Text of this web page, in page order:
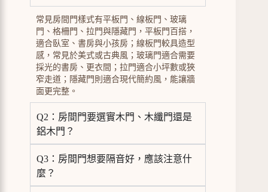
常見房間門樣式有平板門、線板門、玻璃
門、格柵門、拉門與隱藏門，平板門百搭，
適合臥室、書房與小孩房；線板門較具造型
感，常見於美式或古典風；玻璃門適合需要
採光的書房、更衣間；拉門適合小坪數或狹
窄走道；隱藏門則適合現代簡約風，能讓牆
面更完整。
Q2：房間門要選實木門、木纖門還是
鋁木門？
Q3：房間門想要隔音好，應該注意什
麼？